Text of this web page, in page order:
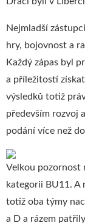
Nejmladší
hry, bojovnost a
Každý zápas byl
a příležitostí
výsledků totiž
především rozvoj
podání více než
Velkou pozornost
kategorii BU11. A
totiž oba týmy
a D a rázem